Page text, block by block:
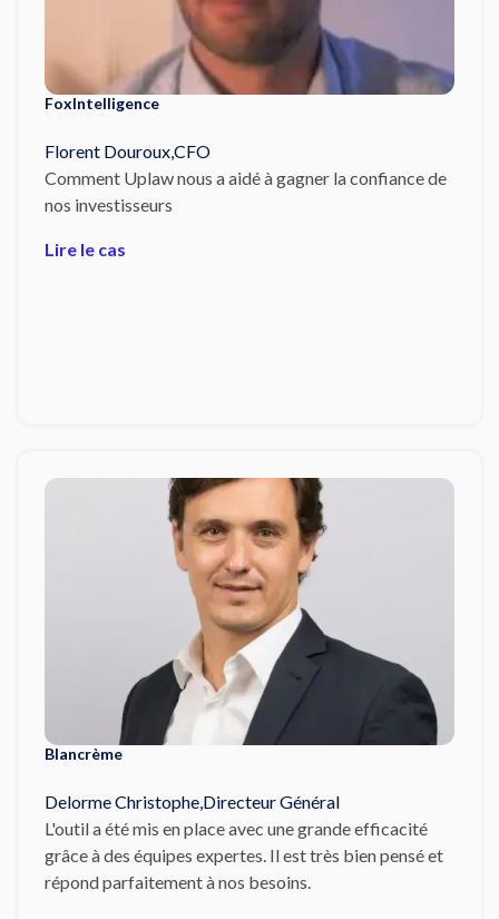
FoxIntelligence
Florent Douroux,CFO
Comment Uplaw nous a aidé à gagner la confiance de
nos investisseurs
Lire le cas
Blancrème
Delorme Christophe,Directeur Général
L'outil a été mis en place avec une grande efficacité
grâce à des équipes expertes. Il est très bien pensé et
répond parfaitement à nos besoins.